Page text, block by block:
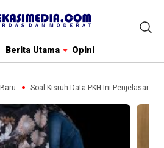
Berita Utama Opini
Soal Kisruh Data PKH Ini Penjelasan,